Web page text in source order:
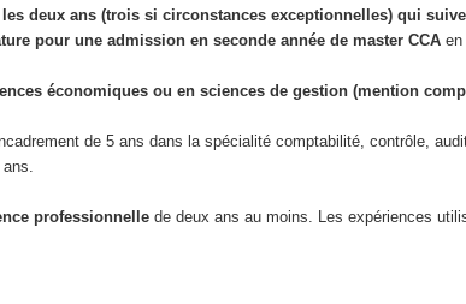
deux ans (trois si circonstances exceptionnelles) qui
pour une admission en seconde année de master CCA en
économiques ou en sciences de gestion (mention
de 5 ans dans la spécialité comptabilité, contrôle,
professionnellede deux ans au moins. Les expériences